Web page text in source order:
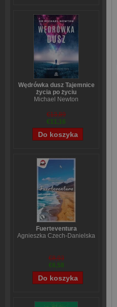
Wędrówka dusz Tajemnice
życia po życiu
Michael Newton
€13,89
€11,16
Fuerteventura
Agnieszka Czech-Danielska
€8,93
€6,58